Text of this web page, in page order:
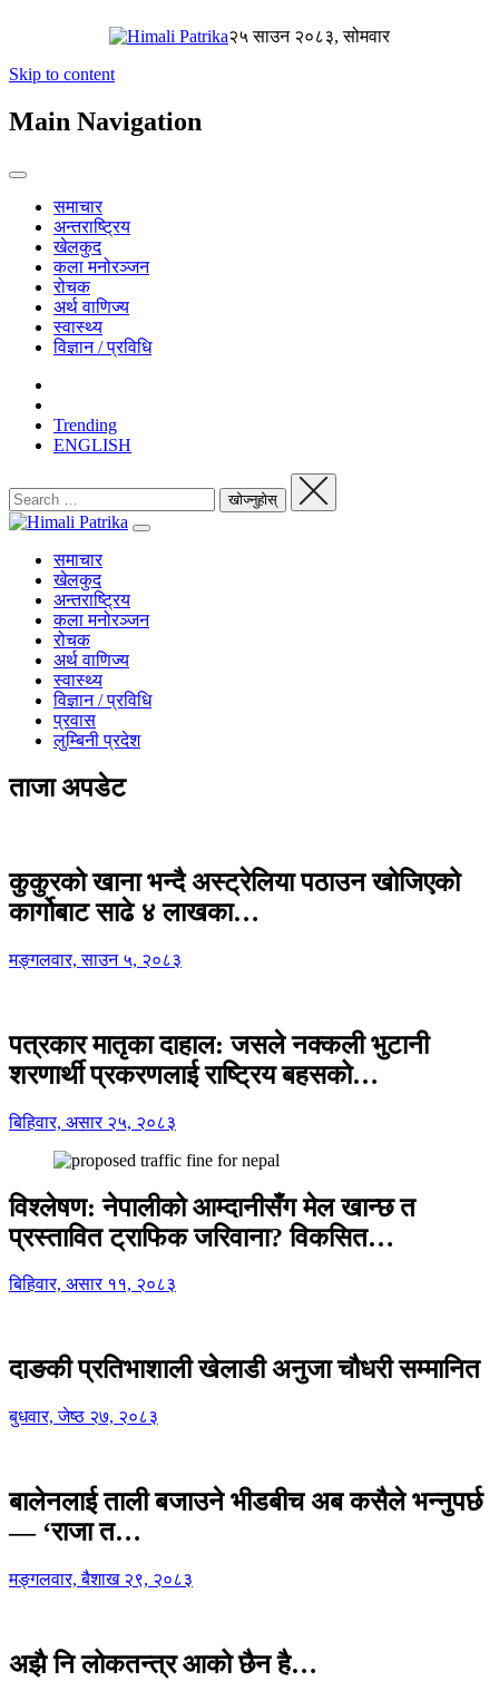
२५ साउन २०८३, सोमवार
Skip to content
Main Navigation
समाचार
अन्तराष्ट्रिय
खेलकुद
कला मनोरञ्जन
रोचक
अर्थ वाणिज्य
स्वास्थ्य
विज्ञान / प्रविधि
Trending
ENGLISH
समाचार
खेलकुद
अन्तराष्ट्रिय
कला मनोरञ्जन
रोचक
अर्थ वाणिज्य
स्वास्थ्य
विज्ञान / प्रविधि
प्रवास
लुम्बिनी प्रदेश
ताजा अपडेट
कुकुरको खाना भन्दै अस्ट्रेलिया पठाउन खोजिएको
कार्गोबाट साढे ४ लाखका…
मङ्गलवार, साउन ५, २०८३
पत्रकार मातृका दाहाल: जसले नक्कली भुटानी
शरणार्थी प्रकरणलाई राष्ट्रिय बहसको…
बिहिवार, असार २५, २०८३
विश्लेषण: नेपालीको आम्दानीसँग मेल खान्छ त
प्रस्तावित ट्राफिक जरिवाना? विकसित…
बिहिवार, असार ११, २०८३
दाङकी प्रतिभाशाली खेलाडी अनुजा चौधरी सम्मानित
बुधवार, जेष्ठ २७, २०८३
बालेनलाई ताली बजाउने भीडबीच अब कसैले भन्नुपर्छ
— ‘राजा त…
मङ्गलवार, बैशाख २९, २०८३
अझै नि लोकतन्त्र आको छैन है…